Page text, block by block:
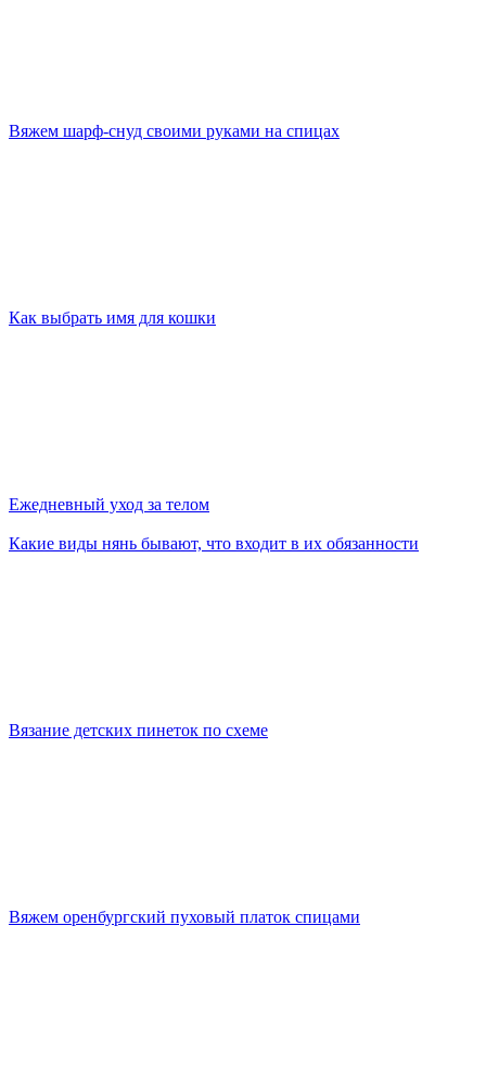
Вяжем шарф-снуд своими руками на спицах
Как выбрать имя для кошки
Ежедневный уход за телом
Какие виды нянь бывают, что входит в их обязанности
Вязание детских пинеток по схеме
Вяжем оренбургский пуховый платок спицами